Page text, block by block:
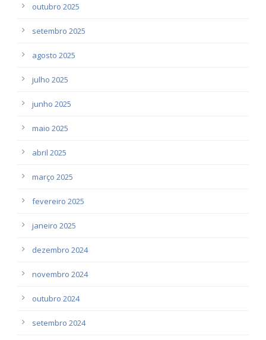
outubro 2025
setembro 2025
agosto 2025
julho 2025
junho 2025
maio 2025
abril 2025
março 2025
fevereiro 2025
janeiro 2025
dezembro 2024
novembro 2024
outubro 2024
setembro 2024